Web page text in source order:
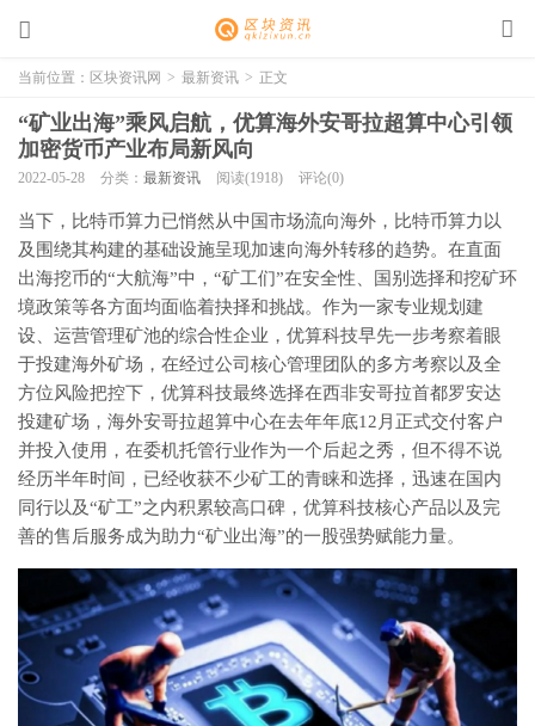
当前位置： 区块资讯网 > 最新资讯 > 正文
“矿业出海”乘风启航，优算海外安哥拉超算中心引领
加密货币产业布局新风向
2022-05-28 分类： 最新资讯 阅读(1918) 评论(0)
当下，比特币算力已悄然从中国市场流向海外，比特币算力以
及围绕其构建的基础设施呈现加速向海外转移的趋势。在直面
出海挖币的“大航海”中，“矿工们”在安全性、国别选择和挖矿环
境政策等各方面均面临着抉择和挑战。作为一家专业规划建
设、运营管理矿池的综合性企业，优算科技早先一步考察着眼
于投建海外矿场，在经过公司核心管理团队的多方考察以及全
方位风险把控下，优算科技最终选择在西非安哥拉首都罗安达
投建矿场，海外安哥拉超算中心在去年年底12月正式交付客户
并投入使用，在委机托管行业作为一个后起之秀，但不得不说
经历半年时间，已经收获不少矿工的青睐和选择，迅速在国内
同行以及“矿工”之内积累较高口碑，优算科技核心产品以及完
善的售后服务成为助力“矿业出海”的一股强势赋能力量。